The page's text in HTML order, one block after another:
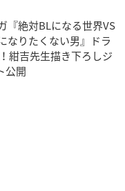
『絶対BLになる世界VS
なりたくない男』ドラ
紺吉先生描き下ろしジ
公開